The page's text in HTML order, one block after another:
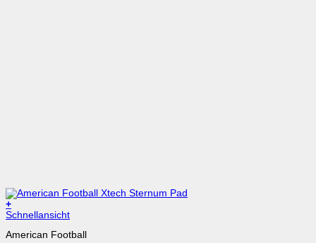
+
Dieses
weist
Schnellansicht
American Football